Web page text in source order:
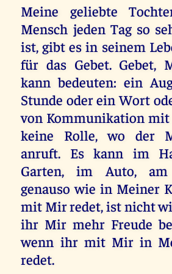
Meine geliebte
Mensch jeden Tag so
ist, gibt es in seinem
für das Gebet. Gebet,
kann bedeuten: ein
Stunde oder ein Wort
von Kommunikation
keine Rolle, wo der
anruft. Es kann im
Garten, im Auto, am
genauso wie in Meiner
mit Mir redet, ist nicht
ihr Mir mehr Freude
wenn ihr mit Mir in
redet.